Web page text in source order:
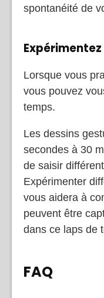
spontanéité de
Lorsque vous
vous pouvez
temps.
Les dessins
secondes à 30
de saisir
Expérimenter
vous aidera à
peuvent être
dans ce laps de
FAQ